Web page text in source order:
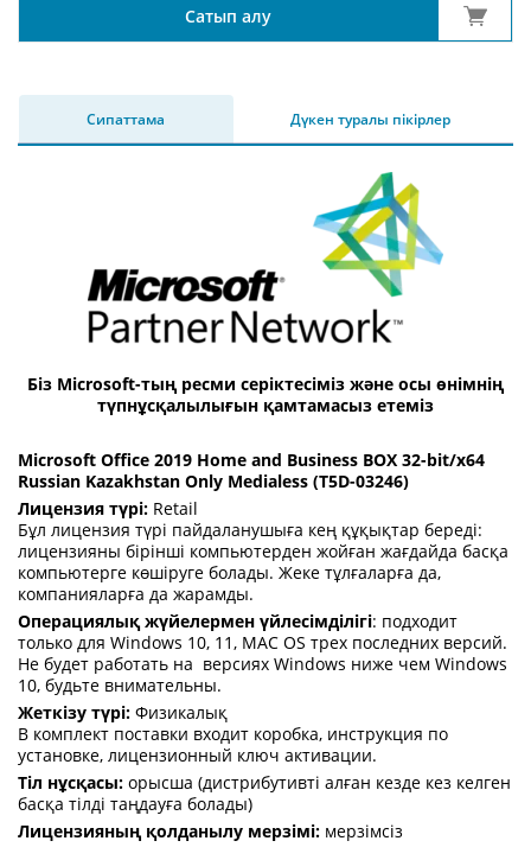
Сатып алу
Сипаттама Дүкен туралы пікірлер
Біз Microsoft-тың ресми серіктесіміз және осы өнімнің
түпнұсқалылығын қамтамасыз етеміз
Microsoft Office 2019 Home and Business BOX 32-bit/x64
Russian Kazakhstan Only Medialess (T5D-03246)
Лицензия түрі: Retail
Бұл лицензия түрі пайдаланушыға кең құқықтар береді:
лицензияны бірінші компьютерден жойған жағдайда басқа
компьютерге көшіруге болады. Жеке тұлғаларға да,
компанияларға да жарамды.
Операциялық жүйелермен үйлесімділігі: подходит
только для Windows 10, 11, MAC OS трех последних версий.
Не будет работать на версиях Windows ниже чем Windows
10, будьте внимательны.
Жеткізу түрі: Физикалық
В комплект поставки входит коробка, инструкция по
установке, лицензионный ключ активации.
Тіл нұсқасы: орысша (дистрибутивті алған кезде кез келген
басқа тілді таңдауға болады)
Лицензияның қолданылу мерзімі: мерзімсіз